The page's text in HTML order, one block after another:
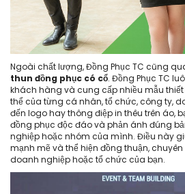
Ngoài chất lượng, Đồng Phục TC cũng
thun đồng phục có cổ. Đồng Phục TC
khách hàng và cung cấp nhiều mẫu
thể của từng cá nhân, tổ chức, công ty,
đến logo hay thông điệp in thêu trên áo,
đồng phục độc đáo và phản ánh đúng
nghiệp hoặc nhóm của mình. Điều này
mạnh mẽ và thể hiện đồng thuận,
doanh nghiệp hoặc tổ chức của bạn.